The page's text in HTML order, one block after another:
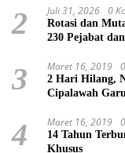
2 Juli 31, 2026 0
Rotasi dan
230 Pejabat
3 Maret 16, 2019
2 Hari Hilang,
Cipalawah
4 Maret 16, 2019
14 Tahun
Khusus